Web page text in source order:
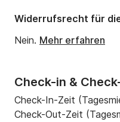
Tiefgang:2.28m
Motorleistung:75PS
Check-in &
Check-In-Zeit
Check-Out-Zeit
Widerrufsrecht für
Nein. Mehr erfahren